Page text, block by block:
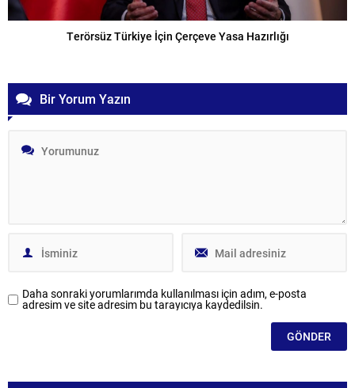
Terörsüz Türkiye İçin Çerçeve Yasa Hazırlığı
Bir Yorum Yazın
Daha sonraki yorumlarımda kullanılması için adım, e-posta
adresim ve site adresim bu tarayıcıya kaydedilsin.